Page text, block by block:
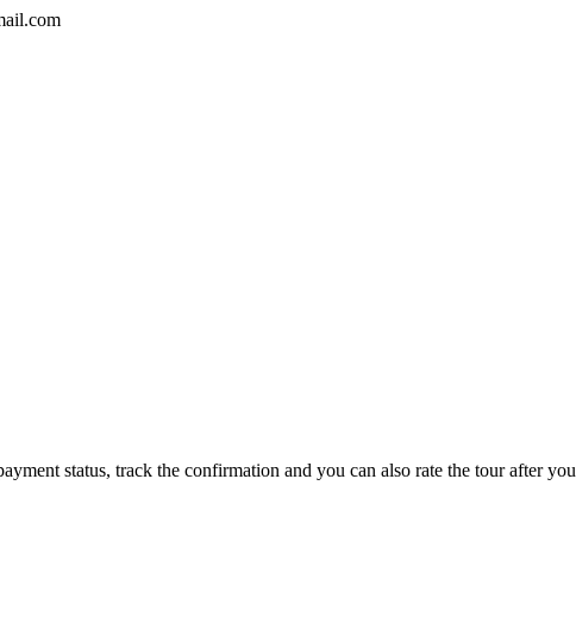
status, track the confirmation and you can also rate the tour after